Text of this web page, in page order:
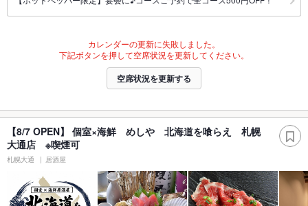
カレンダーの更新に失敗しました。
下記ボタンを押して空席状況を更新してください。
空席状況を更新する
【8/7 OPEN】 個室×海鮮 めしや 北海道を喰らえ 札幌
大通店 ※喫煙可
札幌大通 居酒屋